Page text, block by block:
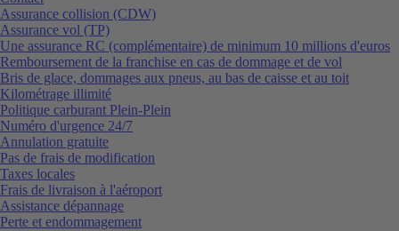
Assurance collision (CDW)
Assurance vol (TP)
Une assurance RC (complémentaire) de minimum 10 millions d'euros
Remboursement de la franchise en cas de dommage et de vol
Bris de glace, dommages aux pneus, au bas de caisse et au toit
Kilométrage illimité
Politique carburant Plein-Plein
Numéro d'urgence 24/7
Annulation gratuite
Pas de frais de modification
Taxes locales
Frais de livraison à l'aéroport
Assistance dépannage
Perte et endommagement